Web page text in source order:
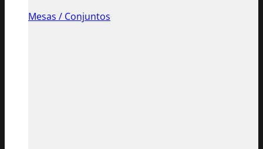
Mesas / Conjuntos